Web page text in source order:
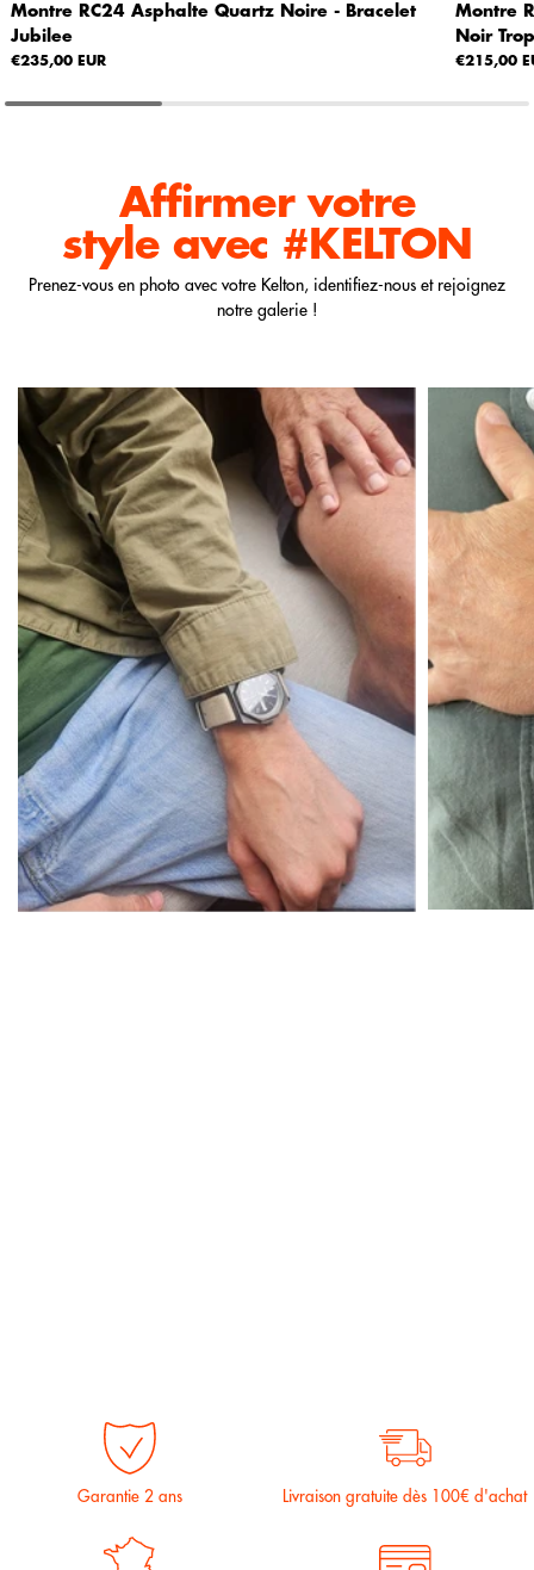
Montre RC24 Asphalte Quartz Noire - Bracelet
Jubilee
€235,00 EUR
Montre
Noir
€215,00
Affirmer votre
style avec #KELTON
Prenez-vous en photo avec votre Kelton, identifiez-nous et rejoignez
notre galerie !
Garantie 2 ans Livraison gratuite dès 100€ d'achat